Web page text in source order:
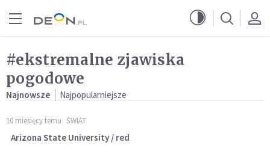
#ekstremalne zjawiska
pogodowe
Najnowsze Najpopularniejsze
10 miesięcy temu ŚWIAT
Arizona State University / red